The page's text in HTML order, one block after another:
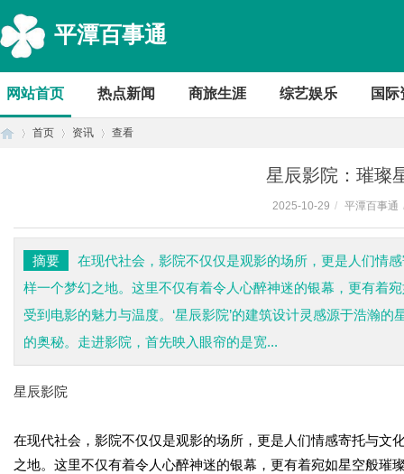
平潭百事通
网站首页 热点新闻 商旅生涯 综艺娱乐 国际
首页 资讯 查看
星辰影院：璀璨
2025-10-29 / 平潭百事通
摘要
在现代社会，影院不仅仅是观影的场所，更是人们情
样一个梦幻之地。这里不仅有着令人心醉神迷的银幕，更有着
受到电影的魅力与温度。‘星辰影院’的建筑设计灵感源于浩瀚
的奥秘。走进影院，首先映入眼帘的是宽...
星辰影院
在现代社会，影院不仅仅是观影的场所，更是人们情感寄托与文
之地。这里不仅有着令人心醉神迷的银幕，更有着宛如星空般